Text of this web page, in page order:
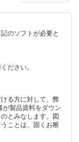
のソフトが必要と
ださい。
る方に対して、弊
が製品資料をダウン
とみなします。図
ことは、固くお断